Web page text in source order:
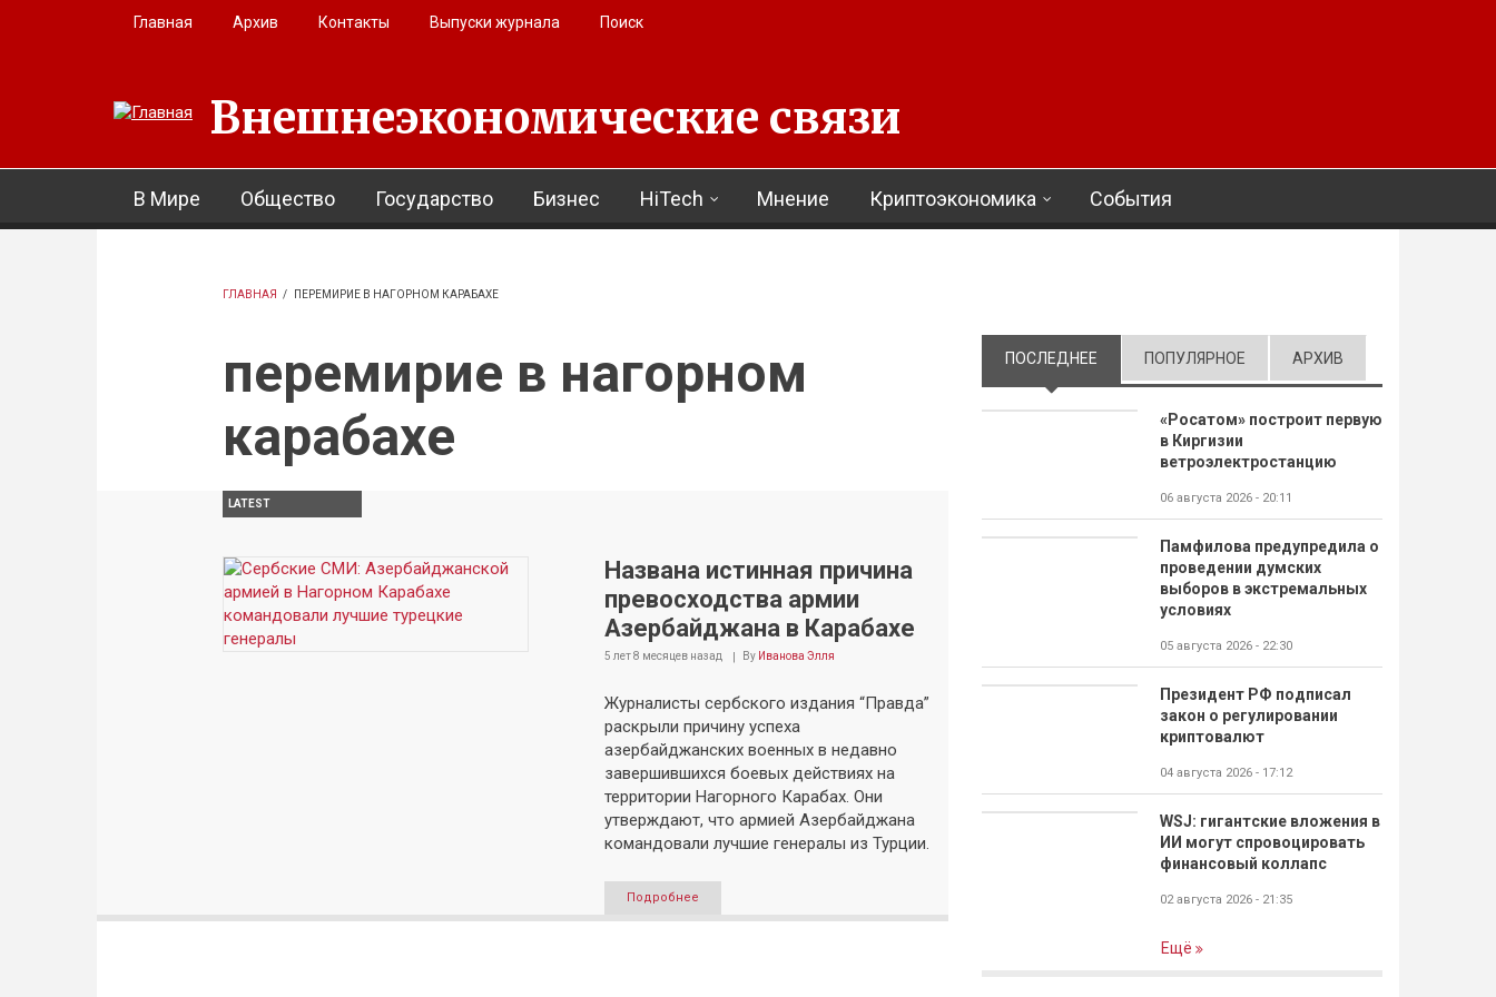
Перейти к основному содержанию
Главная Архив Контакты Выпуски журнала Поиск
Внешнеэкономические связи
В Мире Общество Государство Бизнес HiTech Мнение Криптоэкономика События
ГЛАВНАЯ / ПЕРЕМИРИЕ В НАГОРНОМ КАРАБАХЕ
перемирие в нагорном
карабахе
LATEST
Названа истинная причина
превосходства армии
Азербайджана в Карабахе
5 лет 8 месяцевназад By Иванова Элля
Журналисты сербского издания “Правда”
раскрыли причину успеха
азербайджанских военных в недавно
завершившихся боевых действиях на
территории Нагорного Карабах. Они
утверждают, что армией Азербайджана
командовали лучшие генералы из Турции.
Подробнее
ПОСЛЕДНЕЕ (АКТИВНАЯ ВКЛАДКА)
ПОПУЛЯРНОЕ АРХИВ
«Росатом» построит первую
в Киргизии
ветроэлектростанцию
06 августа 2026 - 20:11
Памфилова предупредила о
проведении думских
выборов в экстремальных
условиях
05 августа 2026 - 22:30
Президент РФ подписал
закон о регулировании
криптовалют
04 августа 2026 - 17:12
WSJ: гигантские вложения в
ИИ могут спровоцировать
финансовый коллапс
02 августа 2026 - 21:35
Ещё